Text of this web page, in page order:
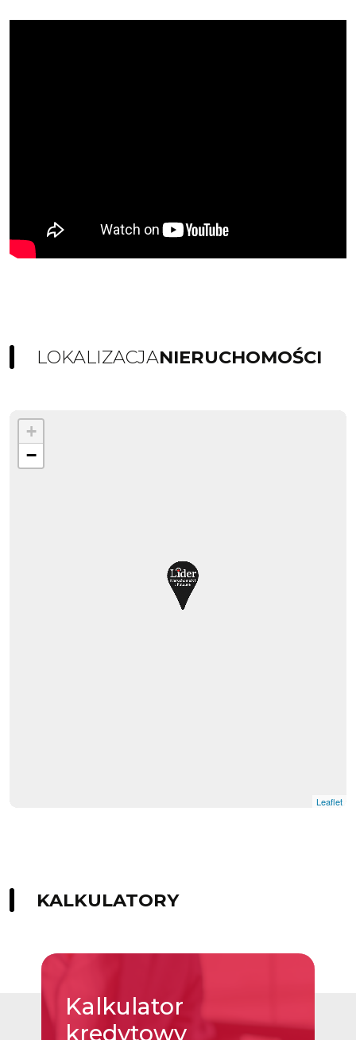
LOKALIZACJANIERUCHOMOŚCI
+
−
Leaflet
KALKULATORY
Kalkulator
kredytowy